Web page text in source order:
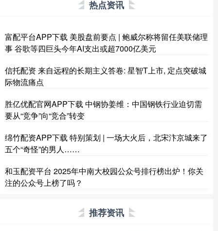
热点资讯
富配平台APP下载 美股盘前要点 | 鲍威尔称将留任美联储理
事 谷歌等四巨头今年AI支出或超7000亿美元
信托配资 来自远程的长期主义答卷: 星智T上市, 定点突破城
际物流痛点
胜亿优配官网APP下载 中钢协姜维：中国钢铁行业迫切需
要从“竞争”向“竞合”转变
绵竹配资APP下载 特别策划 | 一场大火后，北宋汴京城来了
五个“奇怪”的男人……
和玉配资平台 2025年中南大校园公众号排行榜出炉！你关
注的公众号上榜了吗？
推荐资讯